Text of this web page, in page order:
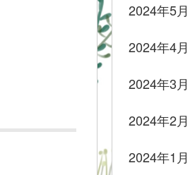
2024年5月
2024年4月
2024年3月
2024年2月
2024年1月